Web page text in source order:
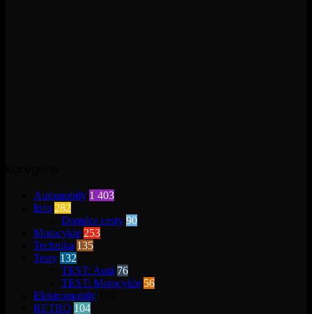
Automobily 1 403
Info 282
Domáce cesty 90
Motocykle 253
Technika 135
Testy 132
TEST: Autá 76
TEST: Motocykle 56
Elektromobily
RETRO 104